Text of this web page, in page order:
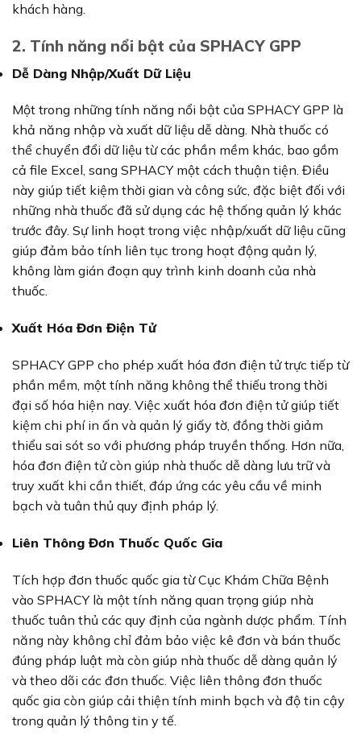
khách hàng.
2. Tính năng nổi bật của SPHACY GPP
Dễ Dàng Nhập/Xuất Dữ Liệu
Một trong những tính năng nổi bật của SPHACY GPP là
khả năng nhập và xuất dữ liệu dễ dàng. Nhà thuốc có
thể chuyển đổi dữ liệu từ các phần mềm khác, bao gồm
cả file Excel, sang SPHACY một cách thuận tiện. Điều
này giúp tiết kiệm thời gian và công sức, đặc biệt đối với
những nhà thuốc đã sử dụng các hệ thống quản lý khác
trước đây. Sự linh hoạt trong việc nhập/xuất dữ liệu cũng
giúp đảm bảo tính liên tục trong hoạt động quản lý,
không làm gián đoạn quy trình kinh doanh của nhà
thuốc.
Xuất Hóa Đơn Điện Tử
SPHACY GPP cho phép xuất hóa đơn điện tử trực tiếp từ
phần mềm, một tính năng không thể thiếu trong thời
đại số hóa hiện nay. Việc xuất hóa đơn điện tử giúp tiết
kiệm chi phí in ấn và quản lý giấy tờ, đồng thời giảm
thiểu sai sót so với phương pháp truyền thống. Hơn nữa,
hóa đơn điện tử còn giúp nhà thuốc dễ dàng lưu trữ và
truy xuất khi cần thiết, đáp ứng các yêu cầu về minh
bạch và tuân thủ quy định pháp lý.
Liên Thông Đơn Thuốc Quốc Gia
Tích hợp đơn thuốc quốc gia từ Cục Khám Chữa Bệnh
vào SPHACY là một tính năng quan trọng giúp nhà
thuốc tuân thủ các quy định của ngành dược phẩm. Tính
năng này không chỉ đảm bảo việc kê đơn và bán thuốc
đúng pháp luật mà còn giúp nhà thuốc dễ dàng quản lý
và theo dõi các đơn thuốc. Việc liên thông đơn thuốc
quốc gia còn giúp cải thiện tính minh bạch và độ tin cậy
trong quản lý thông tin y tế.